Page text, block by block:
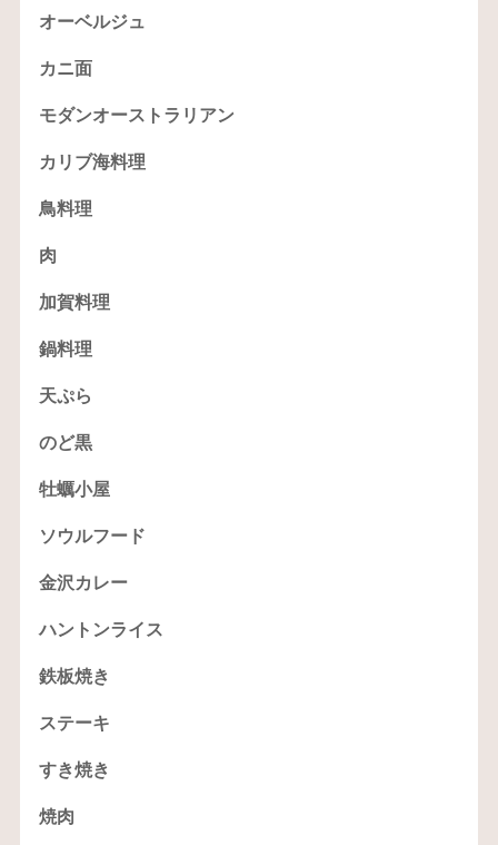
オーベルジュ
カニ面
モダンオーストラリアン
カリブ海料理
鳥料理
肉
加賀料理
鍋料理
天ぷら
のど黒
牡蠣小屋
ソウルフード
金沢カレー
ハントンライス
鉄板焼き
ステーキ
すき焼き
焼肉